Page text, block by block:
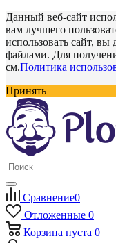
Данный веб-сайт
вам лучшего
использовать сайт, вы
файлами. Для
см.Политика
Принять
Сравнение0
Отложенные 0
Корзина пуста 0